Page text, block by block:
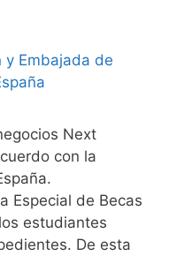
Next
con la
Especial de Becas
estudiantes
De esta